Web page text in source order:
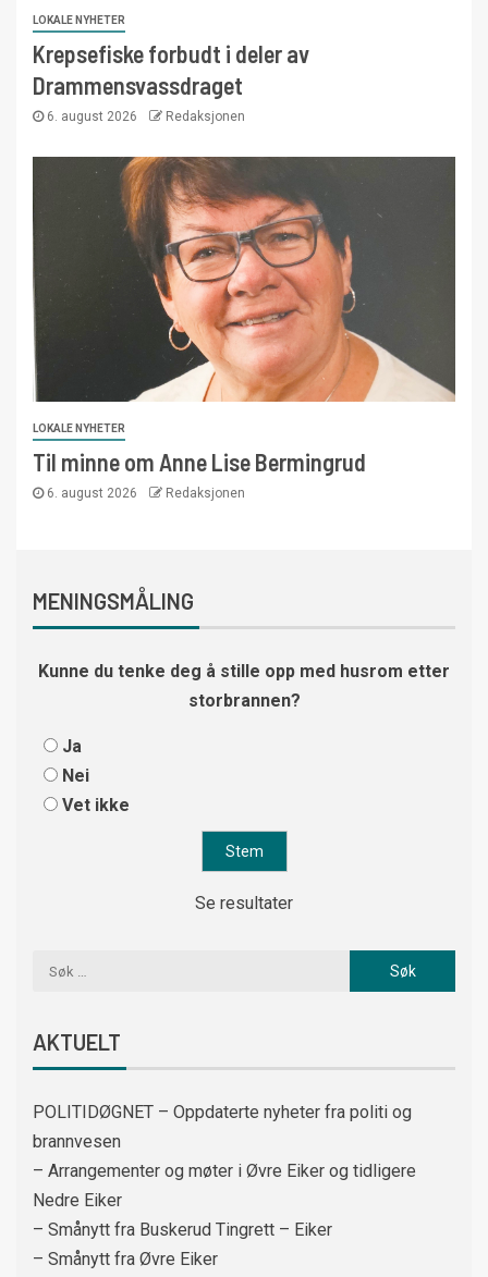
LOKALE NYHETER
Krepsefiske forbudt i deler av
Drammensvassdraget
6. august 2026 Redaksjonen
LOKALE NYHETER
Til minne om Anne Lise Bermingrud
6. august 2026 Redaksjonen
MENINGSMÅLING
Kunne du tenke deg å stille opp med husrom etter
storbrannen?
Ja
Nei
Vet ikke
Se resultater
AKTUELT
POLITIDØGNET – Oppdaterte nyheter fra politi og
brannvesen
– Arrangementer og møter i Øvre Eiker og tidligere
Nedre Eiker
– Smånytt fra Buskerud Tingrett – Eiker
– Smånytt fra Øvre Eiker